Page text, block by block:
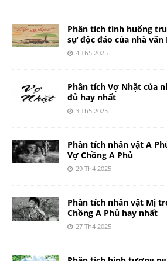
Phân tích tình huống
sự độc đáo của nhà văn
4 Th5 2025
Phân tích Vợ Nhặt của
đủ hay nhất
3 Th5 2025
Phân tích nhân vật A
Vợ Chồng A Phủ
29 Th4 2025
Phân tích nhân vật Mị
Chồng A Phủ hay nhất
27 Th4 2025